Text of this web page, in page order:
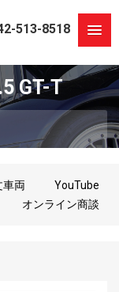
513-8518
GT-T
車両
YouTube
オンライン商談